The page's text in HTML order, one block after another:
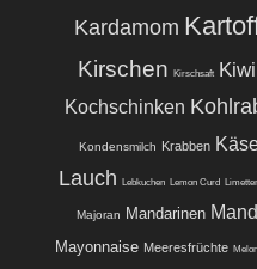
Kardamom
Kirschen Kirschsaft Kiwi
Kochschinken
Kondensmilch Krabben
Lauch Lebkuchen Lemon Curd
Majoran Mandarinen
Mayonnaise Meeresfrüchte